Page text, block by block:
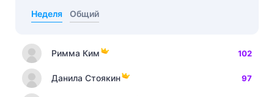
Неделя Общий
Римма Ким 102
Данила Стоякин 97